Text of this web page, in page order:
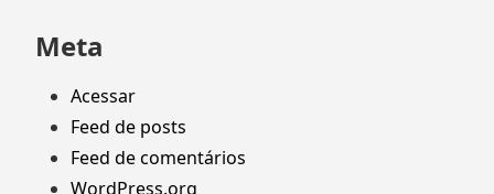
Meta
Acessar
Feed de posts
Feed de comentários
WordPress.org